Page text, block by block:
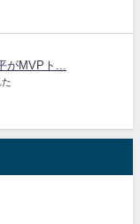
がMVPト...